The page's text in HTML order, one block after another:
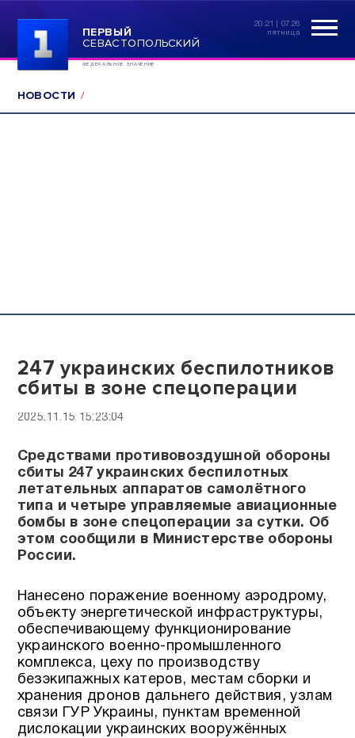
ПЕРВЫЙ
СЕВАСТОПОЛЬСКИЙ
ФЕДЕРАЛЬНОЕ ЗНАЧЕНИЕ
20:21 | 07.26
пятница
НОВОСТИ
247 украинских беспилотников
сбиты в зоне спецоперации
2025.11.15 15:23:04
Средствами противовоздушной обороны
сбиты 247 украинских беспилотных
летательных аппаратов самолётного
типа и четыре управляемые авиационные
бомбы в зоне спецоперации за сутки. Об
этом сообщили в Министерстве обороны
России.
Нанесено поражение военному аэродрому,
объекту энергетической инфраструктуры,
обеспечивающему функционирование
украинского военно-промышленного
комплекса, цеху по производству
безэкипажных катеров, местам сборки и
хранения дронов дальнего действия, узлам
связи ГУР Украины, пунктам временной
дислокации украинских вооружённых